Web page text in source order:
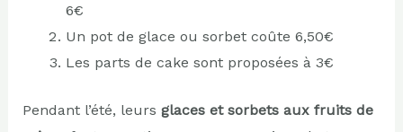
6€
Un pot de glace ou sorbet coûte 6,50€
Les parts de cake sont proposées à 3€
Pendant l’été, leurs glaces et sorbets aux fruits de